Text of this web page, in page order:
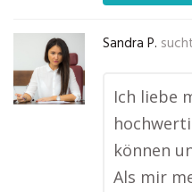
Sandra P.
Ich liebe
können
Als mir